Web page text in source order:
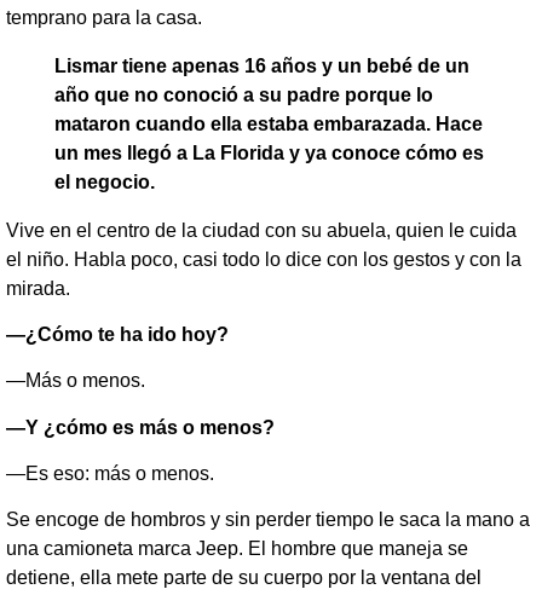
temprano para la casa.
Lismar tiene apenas 16 años y un bebé de un
año que no conoció a su padre porque lo
mataron cuando ella estaba embarazada. Hace
un mes llegó a La Florida y ya conoce cómo es
el negocio.
Vive en el centro de la ciudad con su abuela, quien le cuida
el niño. Habla poco, casi todo lo dice con los gestos y con la
mirada.
—¿Cómo te ha ido hoy?
—Más o menos.
—Y ¿cómo es más o menos?
—Es eso: más o menos.
Se encoge de hombros y sin perder tiempo le saca la mano a
una camioneta marca Jeep. El hombre que maneja se
detiene, ella mete parte de su cuerpo por la ventana del